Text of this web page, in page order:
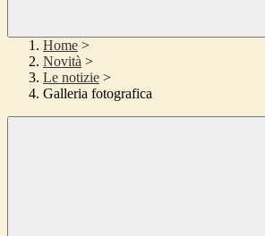
Home >
Novità >
Le notizie >
Galleria fotografica